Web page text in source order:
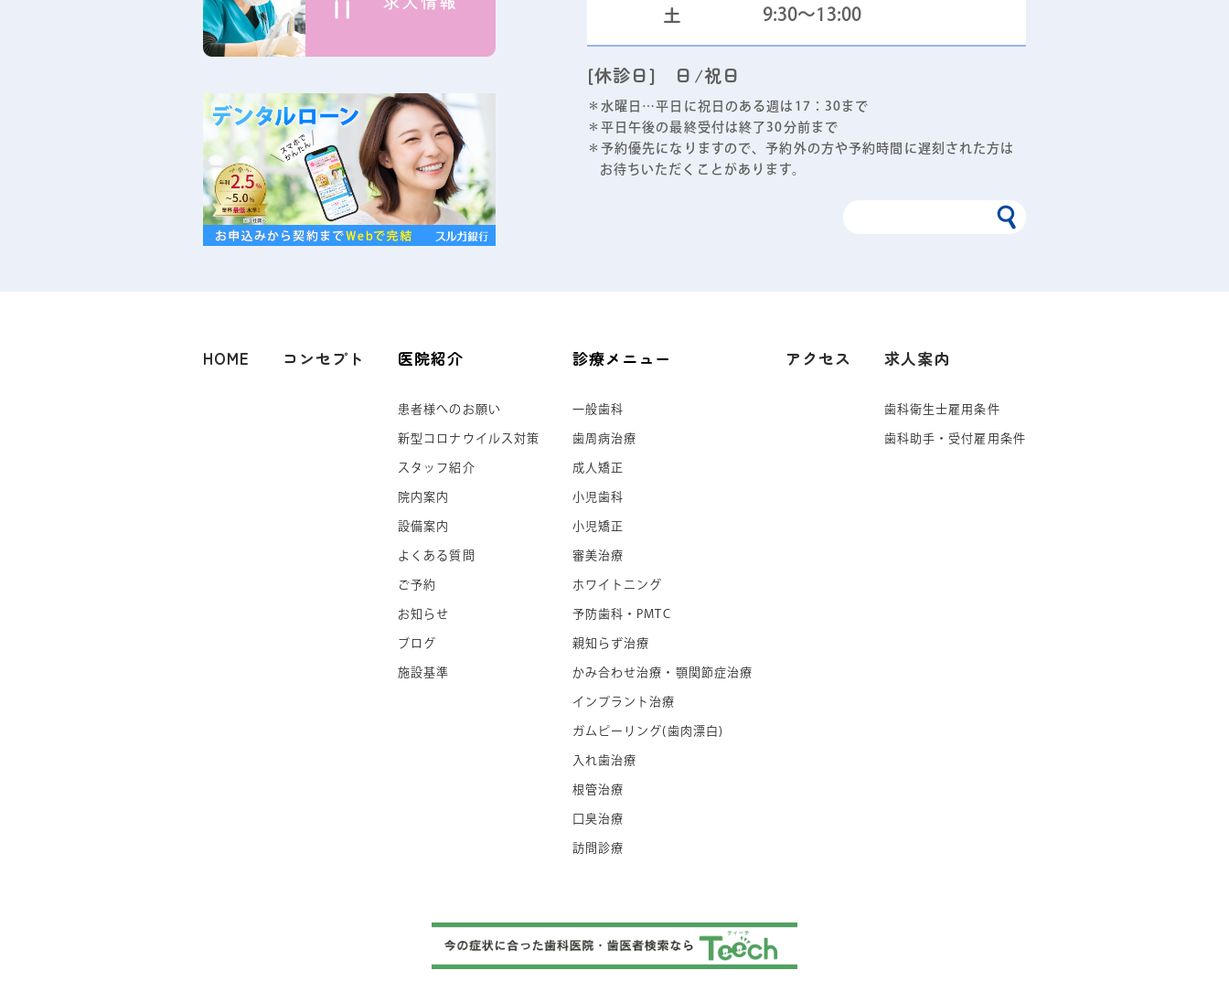
土 9:30～13:00
[休診日] 日/祝日
＊水曜日…平日に祝日のある週は17：30まで
＊平日午後の最終受付は終了30分前まで
＊予約優先になりますので、予約外の方や予約時間に遅刻された方は
お待ちいただくことがあります。
HOME コンセプト 医院紹介
患者様へのお願い
新型コロナウイルス対策
スタッフ紹介
院内案内
設備案内
よくある質問
ご予約
お知らせ
ブログ
施設基準
診療メニュー
一般歯科
歯周病治療
成人矯正
小児歯科
小児矯正
審美治療
ホワイトニング
予防歯科・PMTC
親知らず治療
かみ合わせ治療・顎関節症治療
インプラント治療
ガムピーリング(歯肉漂白)
入れ歯治療
根管治療
口臭治療
訪問診療
アクセス 求人案内
歯科衛生士雇用条件
歯科助手・受付雇用条件